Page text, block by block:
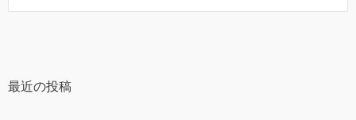
最近の投稿